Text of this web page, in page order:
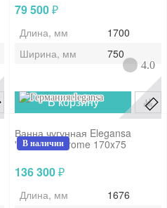
79 500₽
Длина, мм
1700
Ширина, мм
750
В корзину
elegansa
4.0
В наличии
Ванна чугунная Elegansa
"Schale" Chrome 170x75
136 300₽
Длина, мм
1676